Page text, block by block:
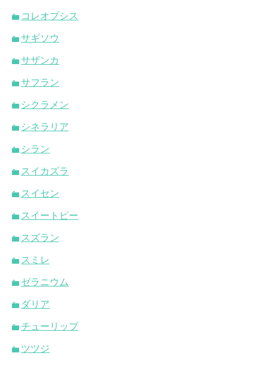
コレオプシス
サギソウ
サザンカ
サフラン
シクラメン
シネラリア
シラン
スイカズラ
スイセン
スイートピー
スズラン
スミレ
ゼラニウム
ダリア
チューリップ
ツツジ